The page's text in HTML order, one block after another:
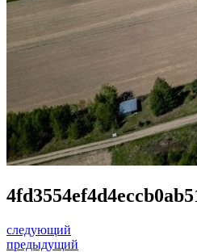
следующий
предыдущий